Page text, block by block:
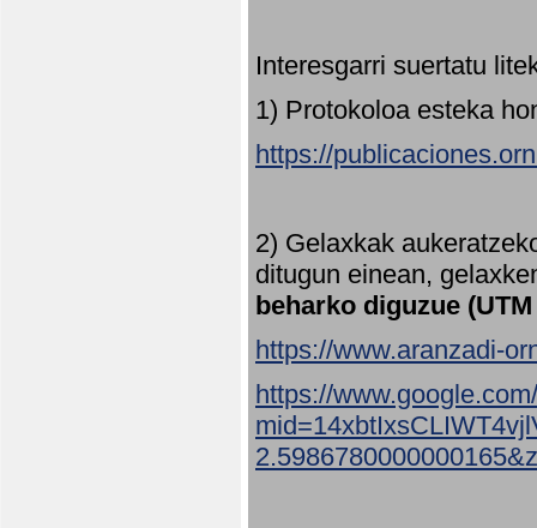
Interesgarri suertatu
1) Protokoloa esteka
https://
2) Gelaxkak
ditugun einean,
beharko diguzue
https://www.aranzadi-
https://